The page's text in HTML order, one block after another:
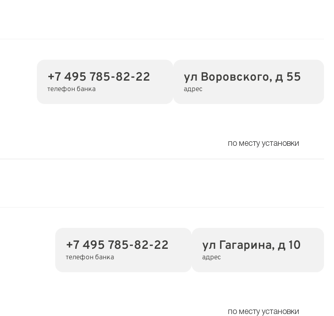
+7 495 785-82-22
телефон банка
ул Воровского, д 55
адрес
по месту установки
+7 495 785-82-22
телефон банка
ул Гагарина, д 10
адрес
по месту установки